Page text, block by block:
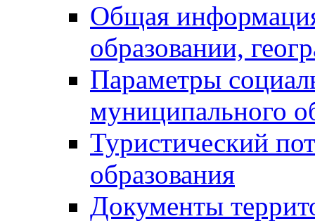
Общая
образовании,
Параметры
муниципального
Туристический
образования
Документы